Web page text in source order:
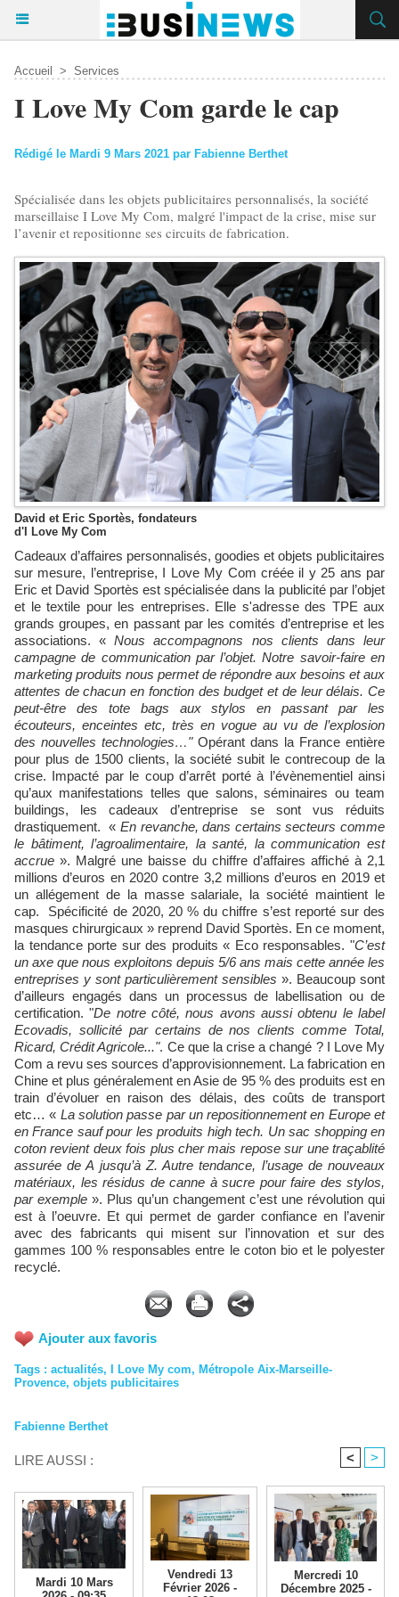
Accueil > Services
I Love My Com garde le cap
Rédigé le Mardi 9 Mars 2021 par Fabienne Berthet
Spécialisée dans les objets publicitaires personnalisés, la société
marseillaise I Love My Com, malgré l'impact de la crise, mise sur
l’avenir et repositionne ses circuits de fabrication.
David et Eric Sportès, fondateurs
d'I Love My Com
Cadeaux d’affaires personnalisés, goodies et objets publicitaires
sur mesure, l’entreprise, I Love My Com créée il y 25 ans par
Eric et David Sportès est spécialisée dans la publicité par l’objet
et le textile pour les entreprises. Elle s'adresse des TPE aux
grands groupes, en passant par les comités d’entreprise et les
associations. «Nous accompagnons nos clients dans leur
campagne de communication par l’objet. Notre savoir-faire en
marketing produits nous permet de répondre aux besoins et aux
attentes de chacun en fonction des budget et de leur délais. Ce
peut-être des tote bags aux stylos en passant par les
écouteurs, enceintes etc, très en vogue au vu de l’explosion
des nouvelles technologies…" Opérant dans la France entière
pour plus de 1500 clients, la société subit le contrecoup de la
crise. Impacté par le coup d’arrêt porté à l’évènementiel ainsi
qu’aux manifestations telles que salons, séminaires ou team
buildings, les cadeaux d’entreprise se sont vus réduits
drastiquement. « En revanche, dans certains secteurs comme
le bâtiment, l’agroalimentaire, la santé, la communication est
accrue». Malgré une baisse du chiffre d’affaires affiché à 2,1
millions d’euros en 2020 contre 3,2 millions d’euros en 2019 et
un allégement de la masse salariale, la société maintient le
cap. Spécificité de 2020, 20 % du chiffre s’est reporté sur des
masques chirurgicaux » reprend David Sportès. En ce moment,
la tendance porte sur des produits « Eco responsables. "C’est
un axe que nous exploitons depuis 5/6 ans mais cette année les
entreprises y sont particulièrement sensibles ». Beaucoup sont
d’ailleurs engagés dans un processus de labellisation ou de
certification. "De notre côté, nous avons aussi obtenu le label
Ecovadis, sollicité par certains de nos clients comme Total,
Ricard, Crédit Agricole...". Ce que la crise a changé ? I Love My
Com a revu ses sources d’approvisionnement. La fabrication en
Chine et plus généralement en Asie de 95 % des produits est en
train d’évoluer en raison des délais, des coûts de transport
etc… « La solution passe par un repositionnement en Europe et
en France sauf pour les produits high tech. Un sac shopping en
coton revient deux fois plus cher mais repose sur une traçablité
assurée de A jusqu’à Z. Autre tendance, l’usage de nouveaux
matériaux, les résidus de canne à sucre pour faire des stylos,
par exemple ». Plus qu’un changement c’est une révolution qui
est à l’oeuvre. Et qui permet de garder confiance en l’avenir
avec des fabricants qui misent sur l’innovation et sur des
gammes 100 % responsables entre le coton bio et le polyester
recyclé.
Ajouter aux favoris
Tags : actualités, I Love My com, Métropole Aix-Marseille-
Provence, objets publicitaires
Fabienne Berthet
LIRE AUSSI : < >
Mardi 10 Mars
Vendredi 13
Février 2026 -
Mercredi 10
Décembre 2025 -